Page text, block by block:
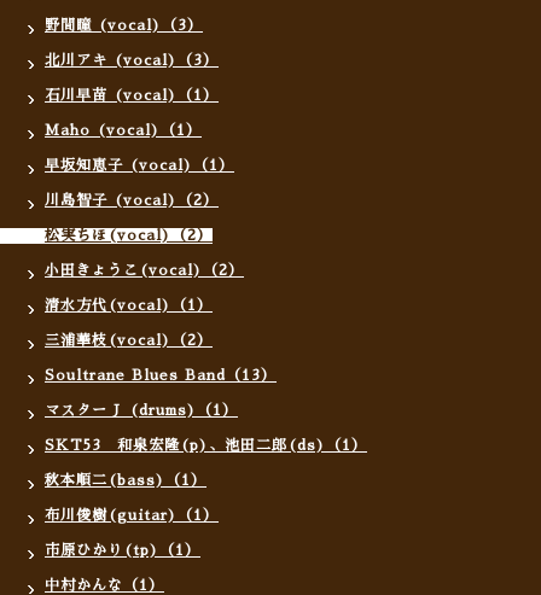
野間瞳 (vocal)（3）
北川アキ (vocal)（3）
石川早苗 (vocal)（1）
Maho (vocal)（1）
早坂知恵子 (vocal)（1）
川島智子 (vocal)（2）
松実ちほ(vocal)（2）
小田きょうこ(vocal)（2）
清水方代(vocal)（1）
三浦華枝(vocal)（2）
Soultrane Blues Band（13）
マスターＪ (drums)（1）
SKT53 和泉宏隆(p)、池田二郎(ds)（1）
秋本順二(bass)（1）
布川俊樹(guitar)（1）
市原ひかり(tp)（1）
中村かんな（1）